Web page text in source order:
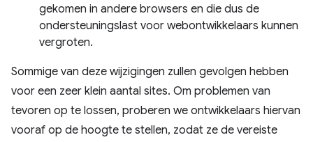
gekomen in andere browsers en die dus de
ondersteuningslast voor webontwikkelaars kunnen
vergroten.
Sommige van deze wijzigingen zullen gevolgen hebben
voor een zeer klein aantal sites. Om problemen van
tevoren op te lossen, proberen we ontwikkelaars hiervan
vooraf op de hoogte te stellen, zodat ze de vereiste